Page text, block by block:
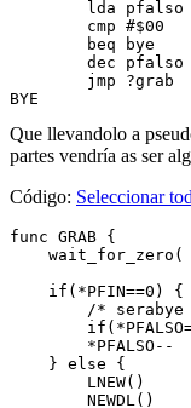
Que llevandolo a
partes vendría as ser
Código: Seleccionar
func GRAB {
wait_for_zero(
    if(*PFIN==0) {
/* serabye
        *PFALSO--
    } else {
        LNEW()
        NEWDL()